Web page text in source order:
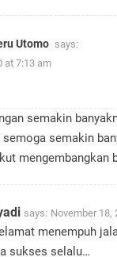
Utomo
at 7:13 am
semakin
semakin
says: November 18,
menempuh